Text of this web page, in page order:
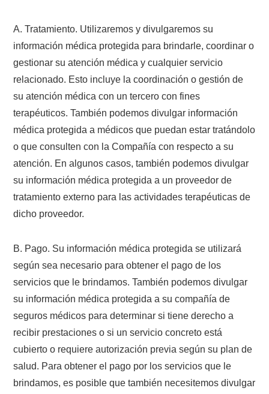
A. Tratamiento. Utilizaremos y divulgaremos su
información médica protegida para brindarle, coordinar o
gestionar su atención médica y cualquier servicio
relacionado. Esto incluye la coordinación o gestión de
su atención médica con un tercero con fines
terapéuticos. También podemos divulgar información
médica protegida a médicos que puedan estar tratándolo
o que consulten con la Compañía con respecto a su
atención. En algunos casos, también podemos divulgar
su información médica protegida a un proveedor de
tratamiento externo para las actividades terapéuticas de
dicho proveedor.
B. Pago. Su información médica protegida se utilizará
según sea necesario para obtener el pago de los
servicios que le brindamos. También podemos divulgar
su información médica protegida a su compañía de
seguros médicos para determinar si tiene derecho a
recibir prestaciones o si un servicio concreto está
cubierto o requiere autorización previa según su plan de
salud. Para obtener el pago por los servicios que le
brindamos, es posible que también necesitemos divulgar